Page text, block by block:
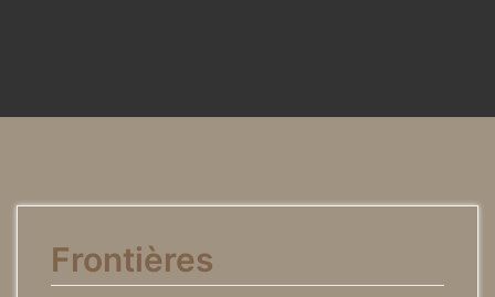
Frontières